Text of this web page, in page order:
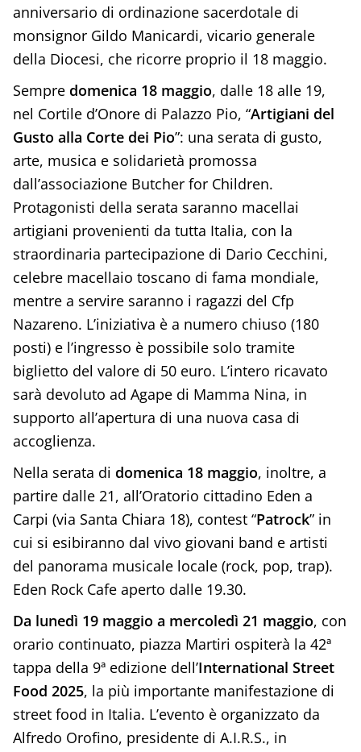
anniversario di ordinazione sacerdotale di
monsignor Gildo Manicardi, vicario generale
della Diocesi, che ricorre proprio il 18 maggio.
Sempre domenica 18 maggio, dalle 18 alle 19,
nel Cortile d’Onore di Palazzo Pio, “Artigiani del
Gusto alla Corte dei Pio”: una serata di gusto,
arte, musica e solidarietà promossa
dall’associazione Butcher for Children.
Protagonisti della serata saranno macellai
artigiani provenienti da tutta Italia, con la
straordinaria partecipazione di Dario Cecchini,
celebre macellaio toscano di fama mondiale,
mentre a servire saranno i ragazzi del Cfp
Nazareno. L’iniziativa è a numero chiuso (180
posti) e l’ingresso è possibile solo tramite
biglietto del valore di 50 euro. L’intero ricavato
sarà devoluto ad Agape di Mamma Nina, in
supporto all’apertura di una nuova casa di
accoglienza.
Nella serata di domenica 18 maggio, inoltre, a
partire dalle 21, all’Oratorio cittadino Eden a
Carpi (via Santa Chiara 18), contest “Patrock” in
cui si esibiranno dal vivo giovani band e artisti
del panorama musicale locale (rock, pop, trap).
Eden Rock Cafe aperto dalle 19.30.
Da lunedì 19 maggio a mercoledì 21 maggio, con
orario continuato, piazza Martiri ospiterà la 42ª
tappa della 9ª edizione dell’International Street
Food 2025, la più importante manifestazione di
street food in Italia. L’evento è organizzato da
Alfredo Orofino, presidente di A.I.R.S., in